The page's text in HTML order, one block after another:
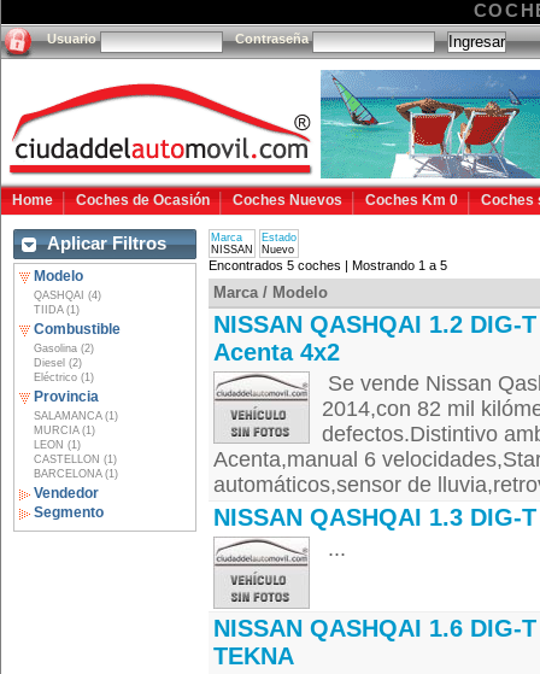
Usuario Contraseña
Home Coches de Ocasión Coches Nuevos Coches Km 0 Coches
Aplicar Filtros
Modelo
QASHQAI (4)
TIIDA (1)
Combustible
Gasolina (2)
Diesel (2)
Eléctrico (1)
Provincia
SALAMANCA (1)
MURCIA (1)
LEON (1)
CASTELLON (1)
BARCELONA (1)
Vendedor
Segmento
Marca
NISSAN
Estado
Nuevo
Encontrados 5 coches | Mostrando 1 a 5
Marca / Modelo
NISSAN QASHQAI 1.2 DIG-T
Acenta 4x2
Se vende Nissan
2014,con 82 mil
defectos.Distintivo
Acenta,manual 6
automáticos,sensor de
NISSAN QASHQAI 1.3 DIG-
...
NISSAN QASHQAI 1.6 DIG-T
TEKNA